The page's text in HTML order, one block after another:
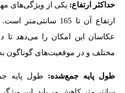
حداکثر ارتفاع: یکی از ویژگی‌های
ارتفاع آن تا 165
عکاسان این امکان را می‌دهد تا
مختلف و در موقعیت‌های گوناگون
طول پایه جمع‌شده: